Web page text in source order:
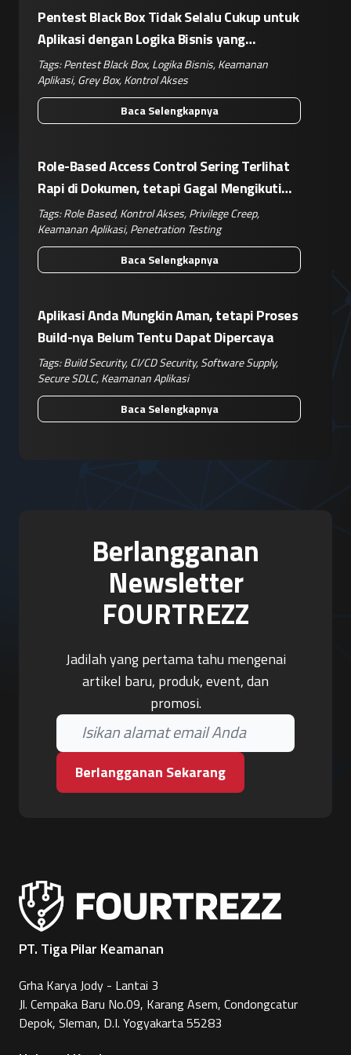
Pentest Black Box Tidak Selalu Cukup untuk
Aplikasi dengan Logika Bisnis yang
Kompleks
Tags:Pentest Black Box,Logika Bisnis,Keamanan
Aplikasi,Grey Box,Kontrol Akses
Baca Selengkapnya
Role-Based Access Control Sering Terlihat
Rapi di Dokumen, tetapi Gagal Mengikuti
Operasional Nyata
Tags:Role Based,Kontrol Akses,Privilege Creep,
Keamanan Aplikasi,Penetration Testing
Baca Selengkapnya
Aplikasi Anda Mungkin Aman, tetapi Proses
Build-nya Belum Tentu Dapat Dipercaya
Tags:Build Security,CI/CD Security,Software Supply,
Secure SDLC,Keamanan Aplikasi
Baca Selengkapnya
Berlangganan
Newsletter
FOURTREZZ
Jadilah yang pertama tahu mengenai
artikel baru, produk, event, dan
promosi.
Berlangganan Sekarang
PT. Tiga Pilar Keamanan
Grha Karya Jody - Lantai 3
Jl. Cempaka Baru No.09, Karang Asem, Condongcatur
Depok, Sleman, D.I. Yogyakarta 55283